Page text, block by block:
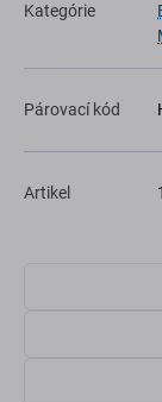
Kategórie
Párovací kód
Artikel